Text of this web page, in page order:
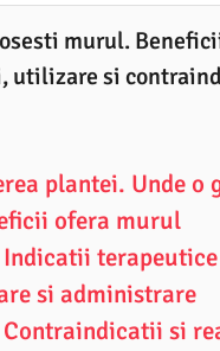
murul.
utilizare si
plantei. Unde o
ofera murul
terapeutice
si administrare
si